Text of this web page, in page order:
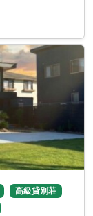
高級貸別荘